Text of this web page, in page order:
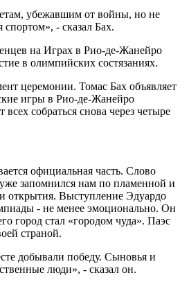
убежавшим от войны, но не
- сказал Бах.
на Играх в Рио-де-Жанейро
в олимпийских состязаниях.
церемонии. Томас Бах объявляет
игры в Рио-де-Жанейро
собраться снова через четыре
официальная часть. Слово
запомнился нам по пламенной и
открытия. Выступление Эдуардо
- не менее эмоционально. Он
город стал «городом чуда». Паэс
страной.
добывали победу. Сыновья и
люди», - сказал он.